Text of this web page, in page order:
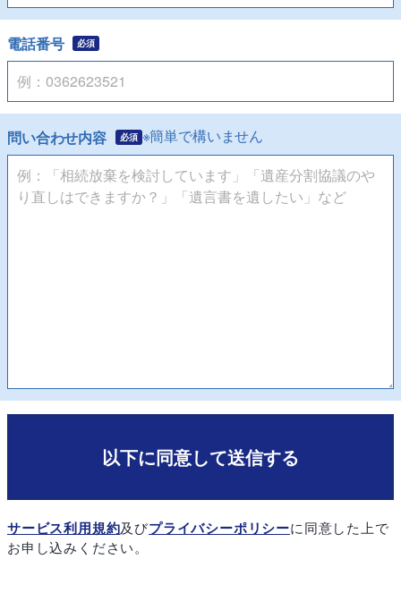
電話番号 必須
問い合わせ内容 必須 ※簡単で構いません
以下に同意して送信する
サービス利用規約及びプライバシーポリシーに同意した上で
お申し込みください。